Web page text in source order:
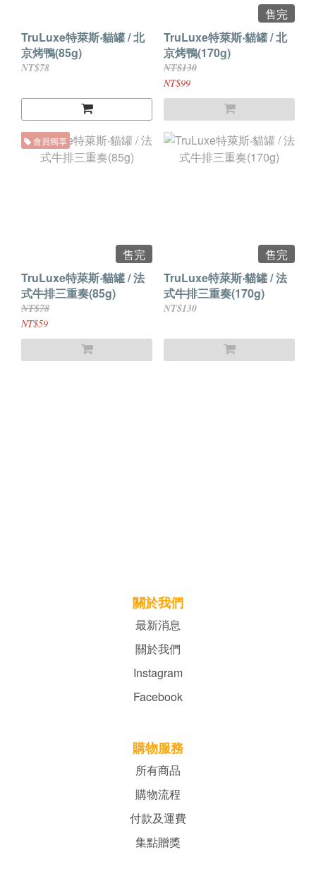
TruLuxe特萊斯‧貓罐 / 北
京烤鴨(85g)
NT$78
售完
TruLuxe特萊斯‧貓罐 / 北
京烤鴨(170g)
NT$130
NT$99
會員獨享
售完
TruLuxe特萊斯‧貓罐 / 法
式牛排三重奏(85g)
NT$78
NT$59
售完
TruLuxe特萊斯‧貓罐 / 法
式牛排三重奏(170g)
NT$130
關於我們
最新消息
關於我們
Instagram
Facebook
購物服務
所有商品
購物流程
付款及運費
集點贈獎